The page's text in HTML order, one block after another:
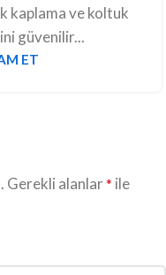
kaplama ve koltuk
güvenilir...
ET
Gerekli alanlar* ile